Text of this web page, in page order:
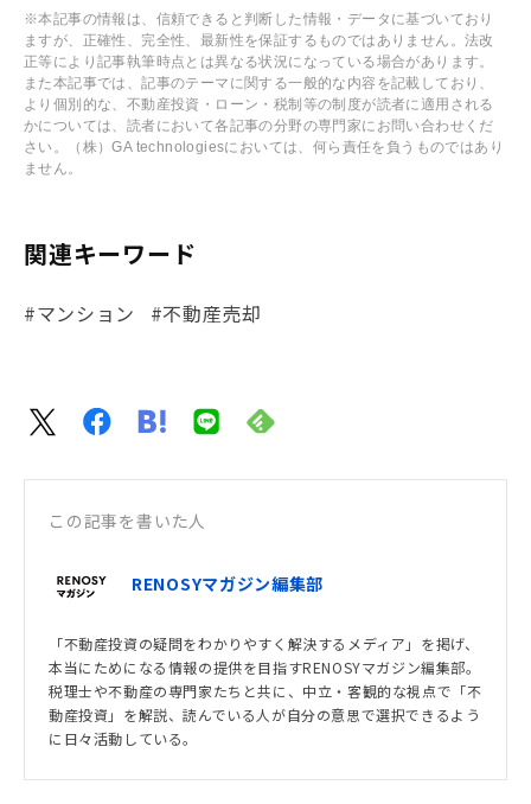
※本記事の情報は、信頼できると判断した情報・データに基づいており
ますが、正確性、完全性、最新性を保証するものではありません。法改
正等により記事執筆時点とは異なる状況になっている場合があります。
また本記事では、記事のテーマに関する一般的な内容を記載しており、
より個別的な、不動産投資・ローン・税制等の制度が読者に適用される
かについては、読者において各記事の分野の専門家にお問い合わせくだ
さい。（株）GA technologiesにおいては、何ら責任を負うものではあり
ません。
関連キーワード
#マンション #不動産売却
この記事を書いた人
RENOSYマガジン編集部
「不動産投資の疑問をわかりやすく解決するメディア」を掲げ、
本当にためになる情報の提供を目指すRENOSYマガジン編集部。
税理士や不動産の専門家たちと共に、中立・客観的な視点で「不
動産投資」を解説、読んでいる人が自分の意思で選択できるよう
に日々活動している。